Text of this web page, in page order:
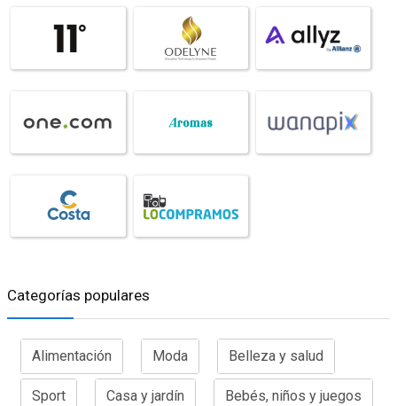
Categorías populares
Alimentación Moda Belleza y salud
Sport Casa y jardín Bebés, niños y juegos